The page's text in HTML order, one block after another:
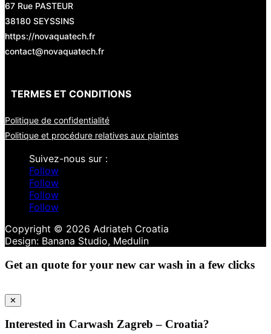
67 Rue PASTEUR
38180 SEYSSINS
https://novaquatech.fr
contact@novaquatech.fr
TERMES ET CONDITIONS
Politique de confidentialité
Politique et procédure relatives aux plaintes
Follow
Follow
Follow
Follow
Copyright © 2026 Adriateh Croatia
Get an quote for your new car wash in a few clicks
✕
Interested in Carwash Zagreb – Croatia?